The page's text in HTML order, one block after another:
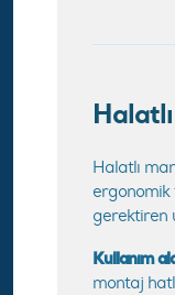
Halatlı
ergonomik
gerektiren
Kullanım
montaj